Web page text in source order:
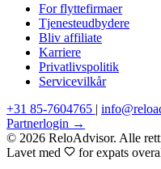
For flyttefirmaer
Tjenesteudbydere
Bliv affiliate
Karriere
Privatlivspolitik
Servicevilkår
+31 85-7604765 |
Partnerlogin →
© 2026 ReloAdvisor. Alle
Lavet med
for expats